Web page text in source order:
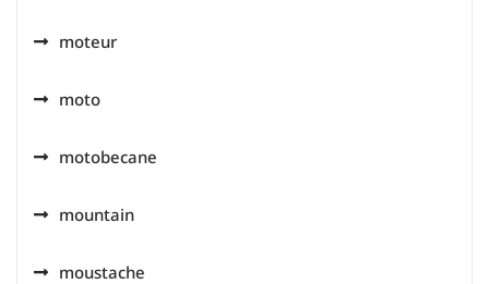
moteur
moto
motobecane
mountain
moustache